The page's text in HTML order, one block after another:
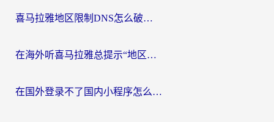
喜马拉雅地区限制DNS怎么破？海外党听国内音乐听书的终极解决方案
在海外听喜马拉雅总提示“地区限制”？3步轻松解除+听国内音乐全攻略
在国外登录不了国内小程序怎么办？选对回国加速器，轻松解锁国内资源